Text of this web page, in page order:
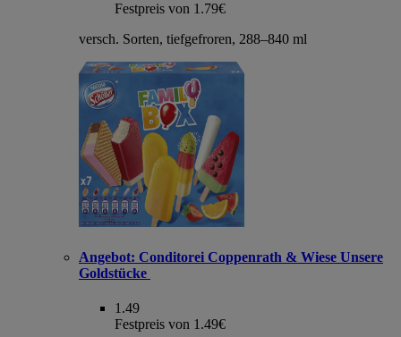
Festpreis von 1.79€
versch. Sorten, tiefgefroren, 288–840 ml
Angebot: Conditorei Coppenrath & Wiese Unsere
Goldstücke
1.49
Festpreis von 1.49€